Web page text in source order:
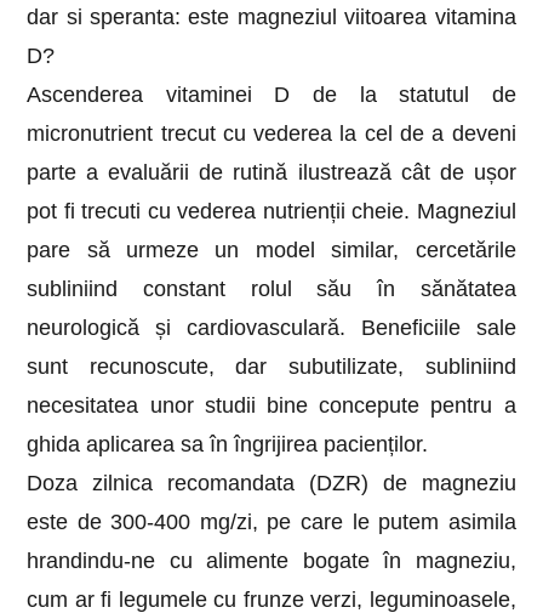
dar si speranta: este magneziul viitoarea vitamina
D?
Ascenderea vitaminei D de la statutul de
micronutrient trecut cu vederea la cel de a deveni
parte a evaluării de rutină ilustrează cât de ușor
pot fi trecuti cu vederea nutrienții cheie. Magneziul
pare să urmeze un model similar, cercetările
subliniind constant rolul său în sănătatea
neurologică și cardiovasculară. Beneficiile sale
sunt recunoscute, dar subutilizate, subliniind
necesitatea unor studii bine concepute pentru a
ghida aplicarea sa în îngrijirea pacienților.
Doza zilnica recomandata (DZR) de magneziu
este de 300-400 mg/zi, pe care le putem asimila
hrandindu-ne cu alimente bogate în magneziu,
cum ar fi legumele cu frunze verzi, leguminoasele,